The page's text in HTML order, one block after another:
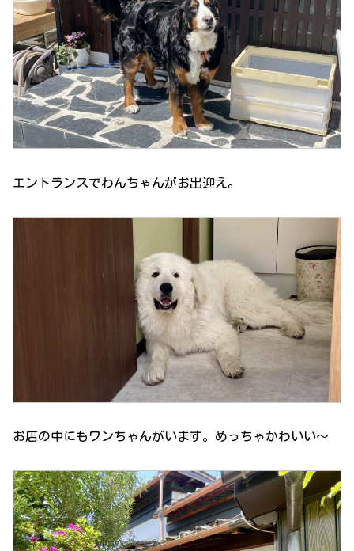
エントランスでわんちゃんがお出迎え。
お店の中にもワンちゃんがいます。めっちゃかわいい〜